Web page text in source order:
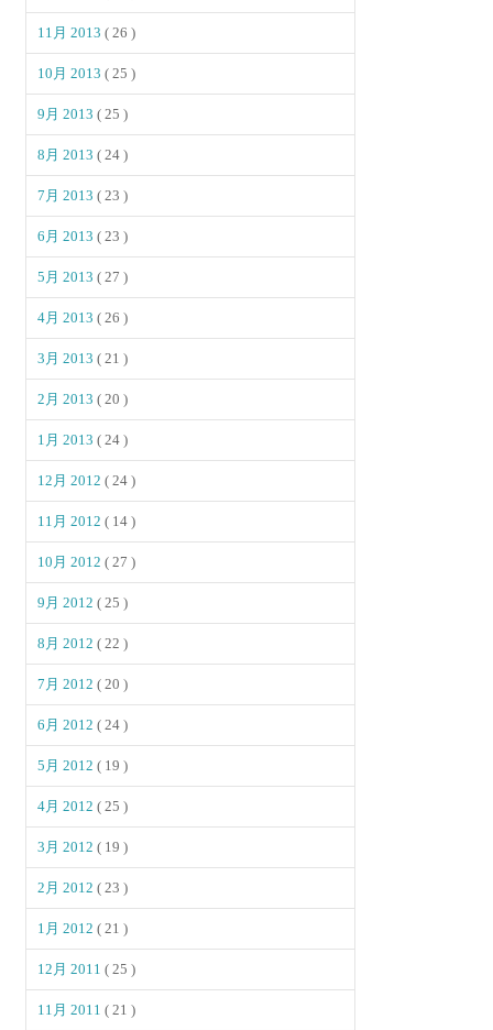
11月 2013( 26 )
10月 2013( 25 )
9月 2013( 25 )
8月 2013( 24 )
7月 2013( 23 )
6月 2013( 23 )
5月 2013( 27 )
4月 2013( 26 )
3月 2013( 21 )
2月 2013( 20 )
1月 2013( 24 )
12月 2012( 24 )
11月 2012( 14 )
10月 2012( 27 )
9月 2012( 25 )
8月 2012( 22 )
7月 2012( 20 )
6月 2012( 24 )
5月 2012( 19 )
4月 2012( 25 )
3月 2012( 19 )
2月 2012( 23 )
1月 2012( 21 )
12月 2011( 25 )
11月 2011( 21 )